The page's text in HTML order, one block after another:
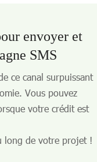
envoyer et
SMS
ce canal surpuissant
Vous pouvez
votre crédit est
long de votre projet !